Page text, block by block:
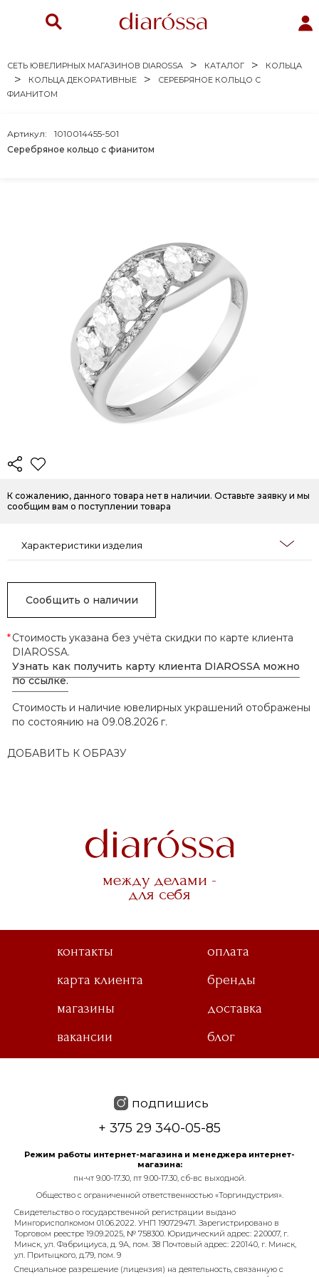
СЕТЬ ЮВЕЛИРНЫХ МАГАЗИНОВ DIAROSSA КАТАЛОГ
КОЛЬЦА
КОЛЬЦА ДЕКОРАТИВНЫЕ
СЕРЕБРЯНОЕ КОЛЬЦО С
ФИАНИТОМ
Серебряное кольцо с фианитом
Артикул: 1010014455-501
К сожалению, данного товара нет в наличии. Оставьте заявку и мы
сообщим вам о поступлении товара
Характеристики изделия
Сообщить о наличии
*Стоимость указана без учёта скидки по карте клиента
DIAROSSA.
Узнать как получить карту клиента DIAROSSA можно
по ссылке.
Стоимость и наличие ювелирных украшений отображены
по состоянию на 09.08.2026 г.
ДОБАВИТЬ К ОБРАЗУ
между делами -
для себя
контакты
оплата
карта клиента
бренды
магазины
доставка
вакансии
блог
подпишись
+ 375 29 340-05-85
Режим работы интернет-магазина и менеджера интернет-
магазина:
пн-чт 9.00-17.30, пт 9.00-17.30, сб-вс выходной.
Общество с ограниченной ответственностью «Торгиндустрия».
Свидетельство о государственной регистрации выдано
Мингорисполкомом 01.06.2022. УНП 190729471. Зарегистрировано в
Торговом реестре 19.09.2025, № 758300. Юридический адрес: 220007, г.
Минск, ул. Фабрициуса, д. 9А, пом. 38 Почтовый адрес: 220140, г. Минск,
ул. Притыцкого, д.79, пом. 9
Специальное разрешение (лицензия) на деятельность, связанную с